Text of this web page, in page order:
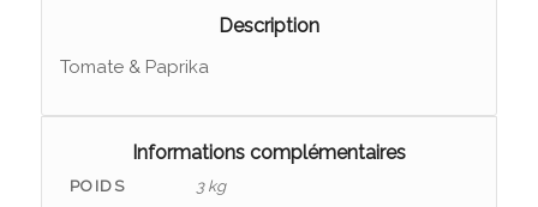
Description
Tomate & Paprika
Informations complémentaires
POIDS 3 kg